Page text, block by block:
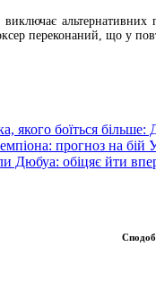
альтернативних
переконаний, що у
якого боїться
прогноз на
Дюбуа: обіцяє йти